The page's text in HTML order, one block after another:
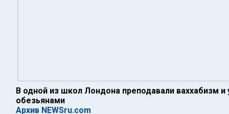
В одной из школ Лондона преподавали ваххабизм и
обезьянами
Архив NEWSru.com